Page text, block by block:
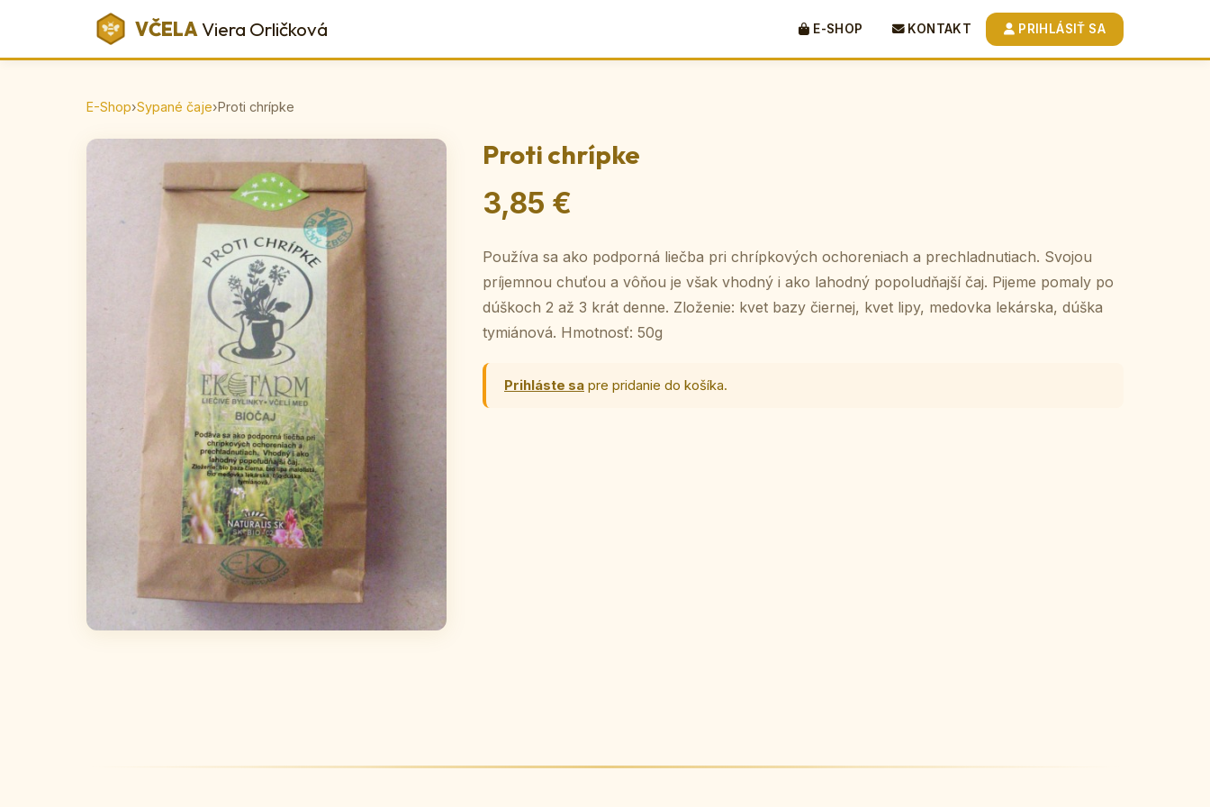
VČELAViera Orličková E-SHOP KONTAKT PRIHLÁSIŤ SA
E-Shop›Sypané čaje›Proti chrípke
Proti chrípke
3,85 €
Používa sa ako podporná liečba pri chrípkových ochoreniach a prechladnutiach. Svojou
príjemnou chuťou a vôňou je však vhodný i ako lahodný popoludňajší čaj. Pijeme pomaly po
dúškoch 2 až 3 krát denne. Zloženie: kvet bazy čiernej, kvet lipy, medovka lekárska, dúška
tymiánová. Hmotnosť: 50g
Prihláste sa pre pridanie do košíka.